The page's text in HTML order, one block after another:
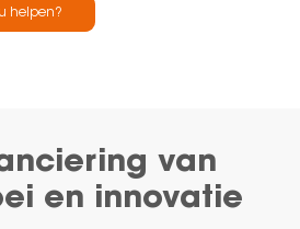
helpen?
van
en innovatie